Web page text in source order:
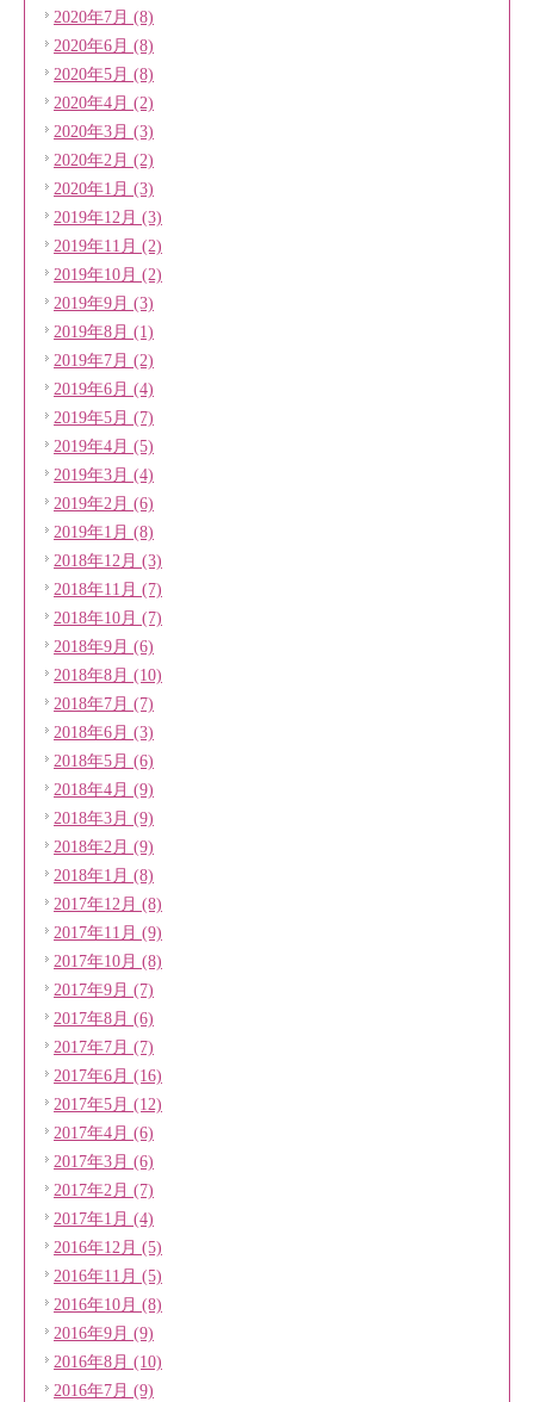
2020年7月 (8)
2020年6月 (8)
2020年5月 (8)
2020年4月 (2)
2020年3月 (3)
2020年2月 (2)
2020年1月 (3)
2019年12月 (3)
2019年11月 (2)
2019年10月 (2)
2019年9月 (3)
2019年8月 (1)
2019年7月 (2)
2019年6月 (4)
2019年5月 (7)
2019年4月 (5)
2019年3月 (4)
2019年2月 (6)
2019年1月 (8)
2018年12月 (3)
2018年11月 (7)
2018年10月 (7)
2018年9月 (6)
2018年8月 (10)
2018年7月 (7)
2018年6月 (3)
2018年5月 (6)
2018年4月 (9)
2018年3月 (9)
2018年2月 (9)
2018年1月 (8)
2017年12月 (8)
2017年11月 (9)
2017年10月 (8)
2017年9月 (7)
2017年8月 (6)
2017年7月 (7)
2017年6月 (16)
2017年5月 (12)
2017年4月 (6)
2017年3月 (6)
2017年2月 (7)
2017年1月 (4)
2016年12月 (5)
2016年11月 (5)
2016年10月 (8)
2016年9月 (9)
2016年8月 (10)
2016年7月 (9)